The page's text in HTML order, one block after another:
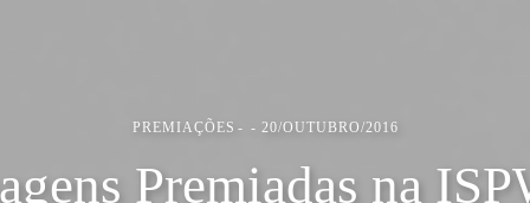
PREMIAÇÕES 20/OUTUBRO/2016
Premiadas na